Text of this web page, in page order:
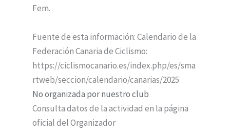
Fem.
Fuente de esta información: Calendario de la
Federación Canaria de Ciclismo:
https://ciclismocanario.es/index.php/es/sma
rtweb/seccion/calendario/canarias/2025
No organizada por nuestro club
Consulta datos de la actividad en la página
oficial del Organizador